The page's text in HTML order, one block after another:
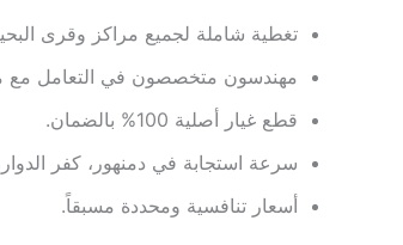
تغطية شاملة لجميع مراكز وقرى
مهندسون متخصصون في التعامل مع
قطع غيار أصلية 100% بالضمان.
سرعة استجابة في دمنهور، كفر
أسعار تنافسية ومحددة مسبقاً.